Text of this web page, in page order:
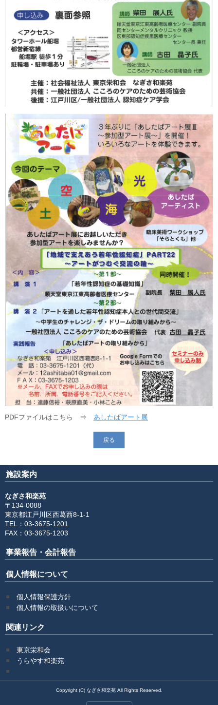
PDFファイルはこちら ⇒ あしたばアート展
戻る
施設案内
なぎさ和楽苑
〒134-0088
東京都江戸川区西葛西8-1-1
TEL：03-3675-1201
FAX：03-3675-1203
事業報告・会計報告
個人情報について
個人情報保護方針
個人情報の取扱いについて
関連リンク
東京栄和会
うらやす和楽苑
Copyright (C) なぎさ和楽苑 All Rights Reserved.